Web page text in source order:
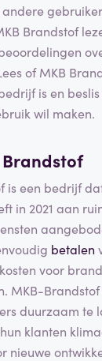
Brandstof
of MKB
is en
wil maken.
Brandstof
is een bedrijf
in 2021 aan
betalen
voor
MKB-
duurzaam te
klanten
nieuwe